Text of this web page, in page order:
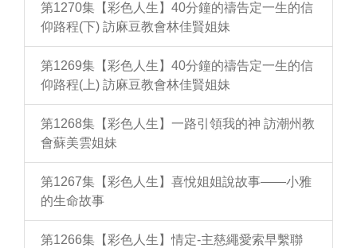
第1270集【彩色人生】40分鐘的禱告定一生的信
仰路程(下) 訪麻豆教會林佳賢姐妹
第1269集【彩色人生】40分鐘的禱告定一生的信
仰路程(上) 訪麻豆教會林佳賢姐妹
第1268集【彩色人生】一路引領我的神 訪潮州教
會蘇美雲姐妹
第1267集【彩色人生】喜悅姐姐說故事——小雅
的生命故事
第1266集【彩色人生】情定-主慈繩愛索早繫聯